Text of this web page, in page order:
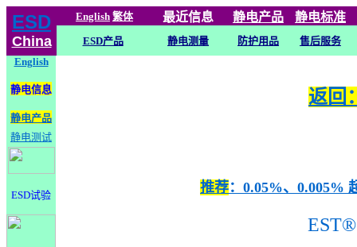
ESD
China
English 繁体 最近信息 静电产品 静电标准
ESD产品 静电测量 防护用品
售后服务
English
静电信息
静电产品
静电测试
ESD试验
返回
推荐：0.05%、0.005%
EST®